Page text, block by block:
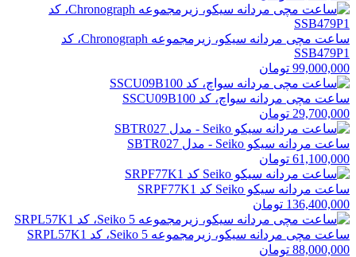
ساعت مچی مردانه سیکو، زیرمجموعه Chronograph، کد
SSB479P1
99,000,000 تومان
ساعت مچی مردانه سواچ، کد SSCU09B100
29,700,000 تومان
ساعت مردانه سیکو Seiko - مدل SBTR027
61,100,000 تومان
ساعت مردانه سیکو Seiko کد SRPF77K1
136,400,000 تومان
ساعت مچی مردانه سیکو، زیرمجموعه Seiko 5، کد SRPL57K1
88,000,000 تومان